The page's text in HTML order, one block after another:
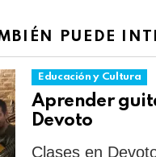
PUEDE
Educación y Cultura
Aprender
Devoto
Clases en